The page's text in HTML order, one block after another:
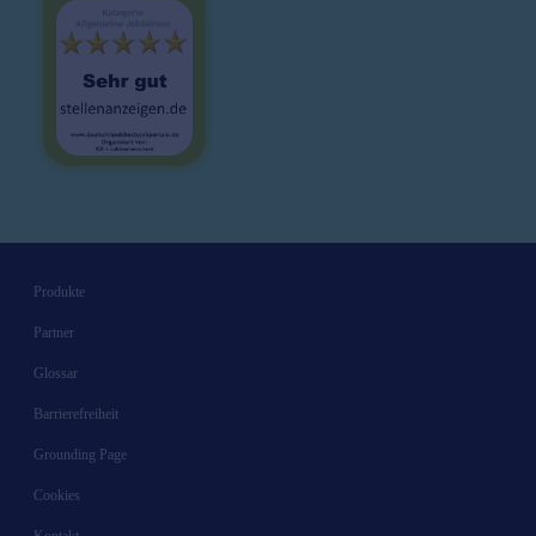
Jobs Wiesbaden
Wuppertal
Ø45000
Würzburg Ø45000€/J.
Produkte
Partner
Glossar
Barrierefreiheit
Grounding Page
Cookies